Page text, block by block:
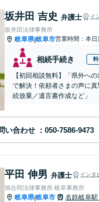
坂井田 吉史 弁護士 イ
坂井田法律事務所
岐阜県|岐阜市営業時間：本日
相続手続き
【初回相談無料】「県外へ
で解決！依頼者さまの声に
続放棄／遺言書作成など」
い合わせ
平田 伸男 弁護士 インタ
旭合同法律事務所 岐阜事務所
岐阜県|岐阜市 名鉄岐阜駅